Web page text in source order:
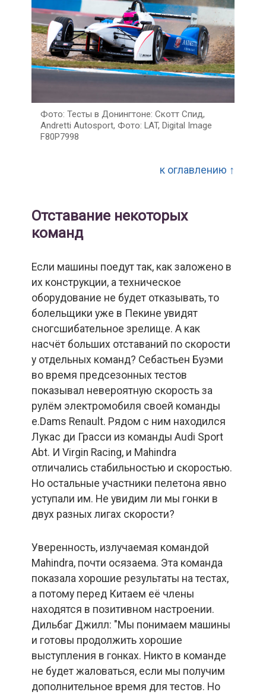
Тесты в Донингтоне: Скотт Спид,
Andretti Autosport, Фото: LAT, Digital Image
F80P7998
к оглавлению ↑
Отставание некоторых
команд
Если машины поедут так, как заложено в
их конструкции, а техническое
оборудование не будет отказывать, то
болельщики уже в Пекине увидят
сногсшибательное зрелище. А как
насчёт больших отставаний по скорости
у отдельных команд? Себастьен Буэми
во время предсезонных тестов
показывал невероятную скорость за
рулём электромобиля своей команды
e.Dams Renault. Рядом с ним находился
Лукас ди Грасси из команды Audi Sport
Abt. И Virgin Racing, и Mahindra
отличались стабильностью и скоростью.
Но остальные участники пелетона явно
уступали им. Не увидим ли мы гонки в
двух разных лигах скорости?
Уверенность, излучаемая командой
Mahindra, почти осязаема. Эта команда
показала хорошие результаты на тестах,
а потому перед Китаем её члены
находятся в позитивном настроении.
Дильбаг Джилл: "Мы понимаем машины
и готовы продолжить хорошие
выступления в гонках. Никто в команде
не будет жаловаться, если мы получим
дополнительное время для тестов. Но